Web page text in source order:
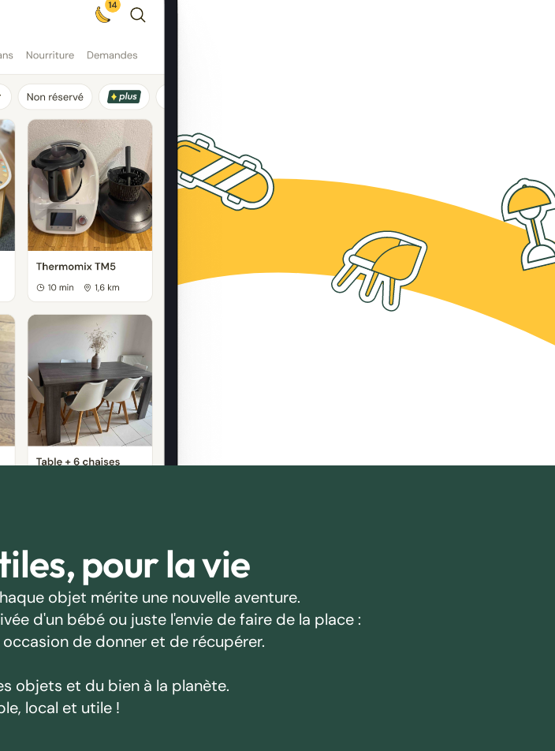
pour la vie
objet mérite une nouvelle aventure.
d'un bébé ou juste l'envie de faire de la place :
de donner et de récupérer.
objets et du bien à la planète.
local et utile !